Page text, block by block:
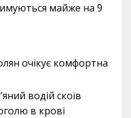
майже на 9
очікує комфортна
водій скоїв
в крові